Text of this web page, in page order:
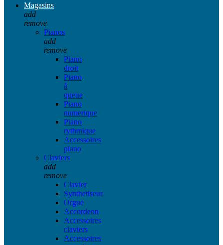
Magasins
add
remove
Pianos
add
remove
Piano
droit
Piano
à
queue
Piano
numerique
Piano
rythmique
Accessoires
piano
Claviers
add
remove
Clavier
Synthetiseur
Orgue
Accordeon
Accessoires
claviers
Accessoires